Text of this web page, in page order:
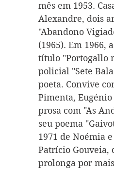
mês em 1953.
Alexandre, dois
"Abandono
(1965). Em 1966,
título "Portogallo
policial "Sete
poeta. Convive
Pimenta,
prosa com "As
seu poema
1971 de Noémia
Patrício Gouveia,
prolonga por